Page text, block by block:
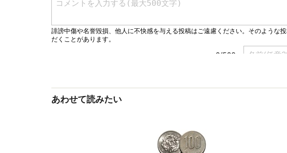
あわせて読みたい